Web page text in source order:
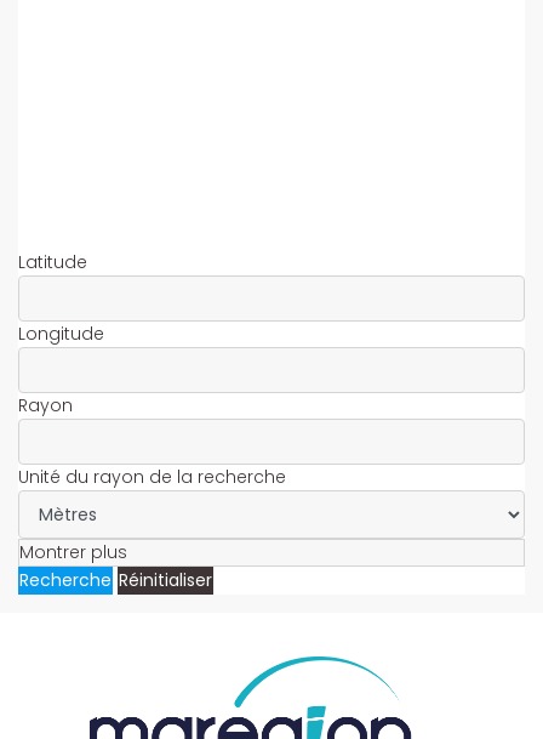
Latitude
Longitude
Rayon
Unité du rayon de la recherche
Montrer plus
Recherche Réinitialiser